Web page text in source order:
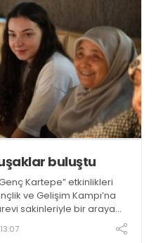
buluştu
Kartepe” etkinlikleri
ve Gelişim Kampı’na
sakinleriyle bir araya
13:07